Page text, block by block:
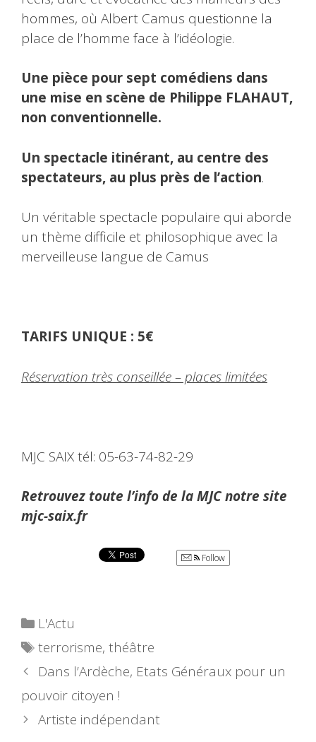
hommes, où Albert Camus questionne la
place de l’homme face à l’idéologie.
Une pièce pour sept comédiens dans
une mise en scène de Philippe FLAHAUT,
non conventionnelle.
Un spectacle itinérant, au centre des
spectateurs, au plus près de l’action.
Un véritable spectacle populaire qui aborde
un thème difficile et philosophique avec la
merveilleuse langue de Camus
TARIFS UNIQUE : 5€
Réservation très conseillée – places limitées
MJC SAIX tél: 05-63-74-82-29
Retrouvez toute l’info de la MJC notre site
mjc-saix.fr
Follow
Catégories
L'Actu
Étiquettes
terrorisme,théâtre
Dans l’Ardèche, Etats Généraux pour un
pouvoir citoyen !
Artiste indépendant